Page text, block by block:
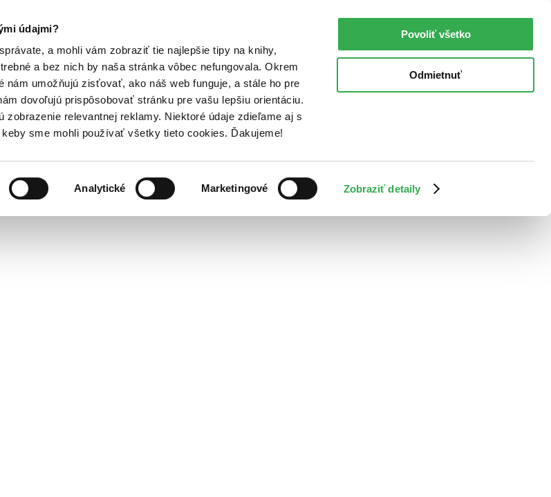
údajmi?
a mohli vám zobraziť tie najlepšie tipy na knihy,
a bez nich by naša stránka vôbec nefungovala. Okrem
nám umožňujú zisťovať, ako náš web funguje, a stále ho pre
dovoľujú prispôsobovať stránku pre vašu lepšiu orientáciu.
zobrazenie relevantnej reklamy. Niektoré údaje zdieľame aj s
sme mohli používať všetky tieto cookies. Ďakujeme!
Analytické Marketingové Zobraziť detaily
Povoliť všetko
Odmietnuť